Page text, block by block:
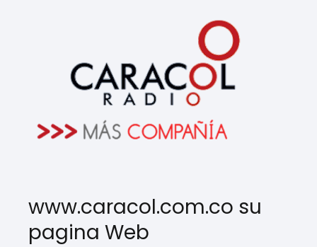
www.caracol.com.co su
pagina Web